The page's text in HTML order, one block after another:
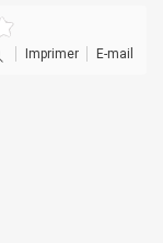
Imprimer E-mail